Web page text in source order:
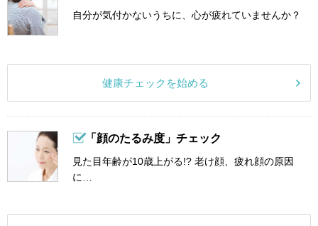
自分が気付かないうちに、心が疲れていませんか？
健康チェックを始める
「顔のたるみ度」チェック
見た目年齢が10歳上がる!? 老け顔、疲れ顔の原因
に…